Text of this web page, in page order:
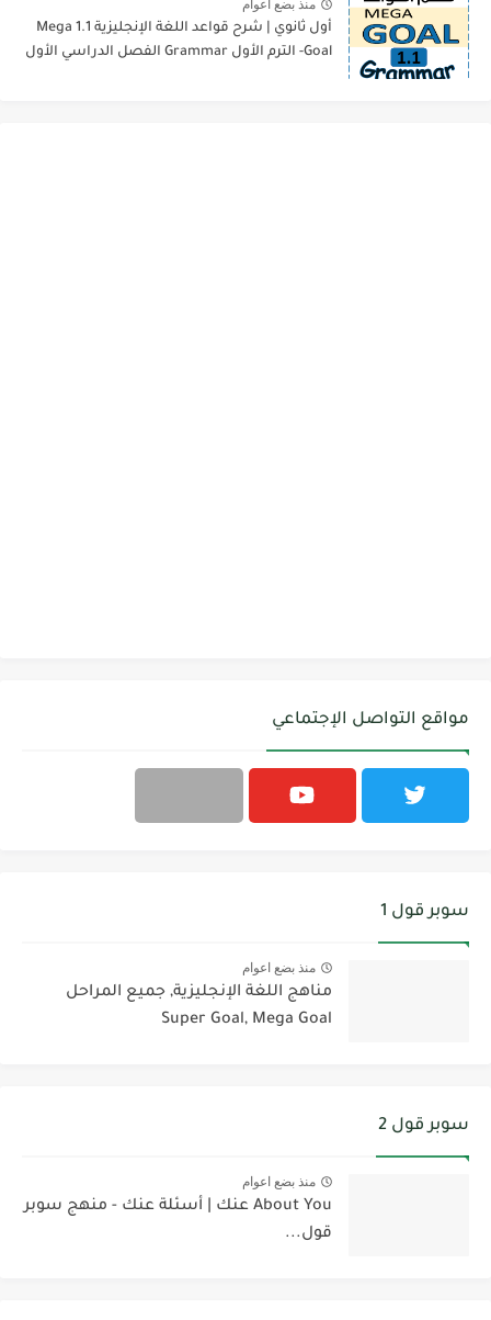
منذ بضع اعوام
أول ثانوي | شرح قواعد اللغة الإنجليزية 1.1 Mega
Goal- الترم الأول Grammar الفصل الدراسي الأول
مواقع التواصل الإجتماعي
سوبر قول 1
منذ بضع اعوام
مناهج اللغة الإنجليزية, جميع المراحل
Super Goal, Mega Goal
سوبر قول 2
منذ بضع اعوام
About You عنك | أسئلة عنك - منهج سوبر
قول...